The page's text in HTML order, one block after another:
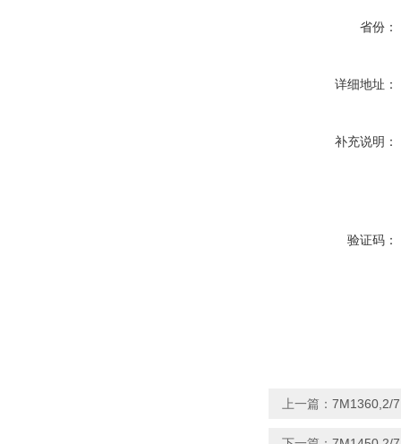
省份：
详细地址：
补充说明：
验证码：
上一篇： 7M1360,2/